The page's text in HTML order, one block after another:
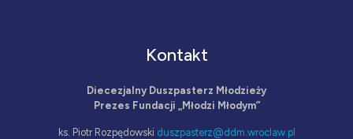
Kontakt
Diecezjalny Duszpasterz Młodzieży
Prezes Fundacji „Młodzi Młodym”
ks. Piotr Rozpędowski duszpasterz@ddm.wroclaw.pl